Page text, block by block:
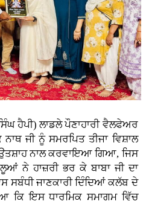
ਹੈਪੀ)ਲਾਡਲੇ ਪੌਣਾਹਾਰੀ ਵੈਲਫੇਅਰ
ਜੀ ਨੂੰ ਸਮਰਪਿਤ ਤੀਜਾ ਵਿਸ਼ਾਲ
ਨਾਲ ਕਰਵਾਇਆ ਗਿਆ, ਜਿਸ
ਨੇ ਹਾਜ਼ਰੀ ਭਰ ਕੇ ਬਾਬਾ ਜੀ ਦਾ
ਸਬੰਧੀ ਜਾਣਕਾਰੀ ਦਿੰਦਿਆਂ ਕਲੱਬ ਦੇ
ਕਿ ਇਸ ਧਾਰਮਿਕ ਸਮਾਗਮ ਵਿੱਚ